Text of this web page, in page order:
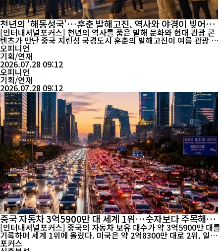
천년의 '해동성국'…훈춘 발해고진, 역사와 야경이 빚어낸
여름 명소
[인터내셔널포커스] 천년의 역사를 품은 발해 문화와 현대 관광 콘
텐츠가 만난 중국 지린성 국경도시 훈춘의 발해고진이 여름 관광 성
수기를 맞아 국내외 관광객들의 발길을 끌어모으고 있다. 당나라 양
식의 건축미와 다양한 역사문화 체험, 화려한 야간 콘텐츠가 어우러
지며 중국 각지뿐 아니라 러시아 등 해외 관광객들에게도 새로운 문
화관광 명소로 주목받고 있다. 오후 시간대에 접어들면 고진은 본격
적으로 관광객들을...
오피니언
기획/연재
2026.07.28 09:12
오피니언
기획/연재
2026.07.28 09:12
중국 자동차 3억5900만 대 세계 1위…숫자보다 주목해야
할 '이동 혁명'
[인터내셔널포커스] 중국의 자동차 보유 대수가 약 3억5900만 대를
기록하며 세계 1위에 올랐다. 미국은 약 2억8300만 대로 2위, 일본
은 약 8000만 대, 러시아는 약 5400만 대, 독일은 약 5300만 대로
포커스